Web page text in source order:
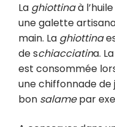
La ghiottinaà
une galette
main. La ghiottina
de schiacciatina. La
est consommée
une chiffonnade de
bon salamepar